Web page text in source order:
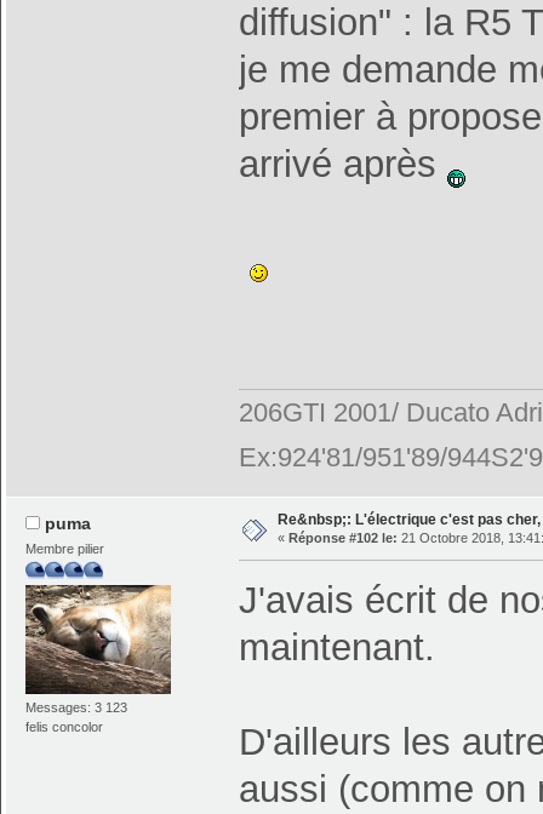
diffusion" : la R5
je me demande
premier à
arrivé après
206GTI 2001/ Ducato
Ex:924'81/951'89/
puma
Membre pilier
Messages: 3 123
felis concolor
Re&nbsp;: L'électrique c'est pas
« Réponse #102 le: 21 Octobre 2018,
J'avais écrit de
maintenant.
D'ailleurs les
aussi (comme on